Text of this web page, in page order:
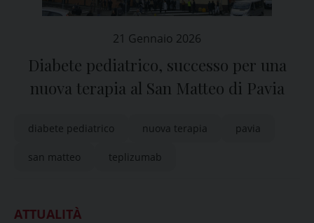
21 Gennaio 2026
Diabete pediatrico, successo per una
nuova terapia al San Matteo di Pavia
diabete pediatrico nuova terapia pavia
san matteo teplizumab
ATTUALITÀ